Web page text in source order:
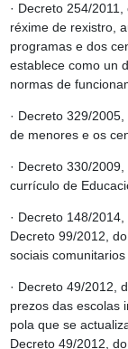
· Decreto 254/
réxime de rexistro,
programas e dos
establece como un
normas de
· Decreto 329/
de menores e os
· Decreto 330/
currículo de
· Decreto 148/
Decreto 99/2012,
sociais
· Decreto 49/2012,
prezos das escolas
pola que se
Decreto 49/2012,